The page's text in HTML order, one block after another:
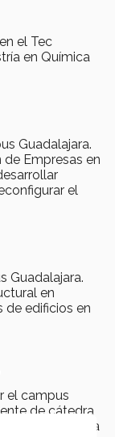
el Tec
en Química
Guadalajara.
Empresas en
el
Guadalajara.
en
de edificios en
el campus
de cátedra
así como la